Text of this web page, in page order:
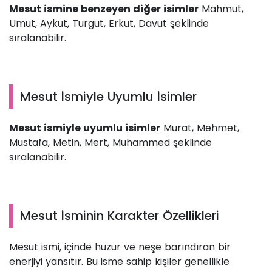
Mesut ismine benzeyen diğer isimler Mahmut,
Umut, Aykut, Turgut, Erkut, Davut şeklinde
sıralanabilir.
Mesut İsmiyle Uyumlu İsimler
Mesut ismiyle uyumlu isimler Murat, Mehmet,
Mustafa, Metin, Mert, Muhammed şeklinde
sıralanabilir.
Mesut İsminin Karakter Özellikleri
Mesut ismi, içinde huzur ve neşe barındıran bir
enerjiyi yansıtır. Bu isme sahip kişiler genellikle